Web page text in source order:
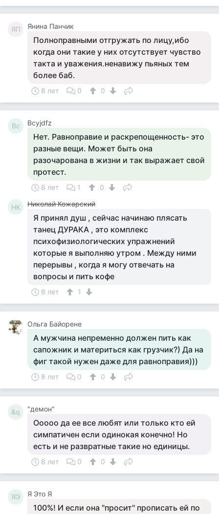
ЯП Янина Панчик
Полноправными отгружать по лицу,ибо
когда они такие у них отсутствует чувство
такта и уважения.ненавижу пьяных тем
более баб.
8 лет 0 0
Bc Bcyjdfz
Нет. Равноправие и раскрепощенность- это
разные вещи. Может быть она
разочарована в жизни и так выражает свой
протест.
8 лет 1 0
НК Николай Кожарский
Я принял душ , сейчас начинаю плясать
танец ДУРАКА , это комплекс
психофизиологических упражнений
которые я выполняю утром . Между ними
перерывы , когда я могу отвечать на
вопросы и пить кофе
8 лет 1
Ольга Байорене
А мужчина непременно должен пить как
сапожник и материться как грузчик?) Да на
фиг такой нужен даже для равноправия)))
8 лет 0 0
&q "демон"
Ооооо да ее все любят или только кто ей
симпатичен если одинокая конечно! Но
есть и не развратные такие но единицы.
8 лет 0 0
ЯЭ Я Это Я
100%! И если она "просит" прописать ей по